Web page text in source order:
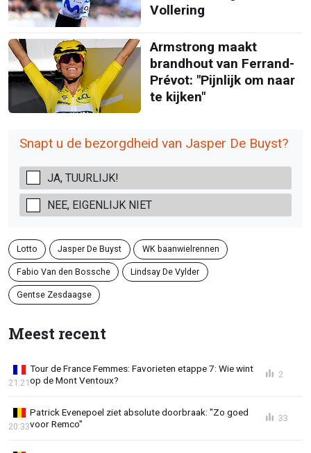
Vollering
Armstrong maakt
brandhout van Ferrand-
Prévot: "Pijnlijk om naar
te kijken"
Snapt u de bezorgdheid van Jasper De Buyst?
JA, TUURLIJK!
NEE, EIGENLIJK NIET
Lotto Jasper De Buyst WK baanwielrennen
Fabio Van den Bossche Lindsay De Vylder
Gentse Zesdaagse
Meest recent
Tour de France Femmes: Favorieten etappe 7: Wie wint
op de Mont Ventoux?
21:21
2
Patrick Evenepoel ziet absolute doorbraak: "Zo goed
voor Remco"
20:33
33